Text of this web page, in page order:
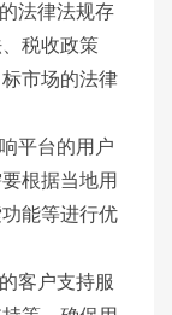
法律法规存
税收政策
市场的法律
平台的用户
根据当地用
能等进行优
客户支持服